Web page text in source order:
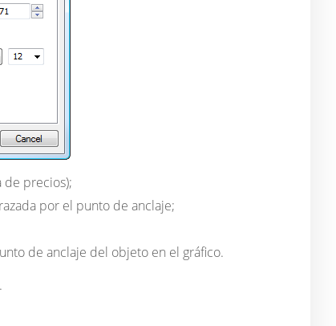
de precios);
por el punto de anclaje;
de anclaje del objeto en el gráfico.
.